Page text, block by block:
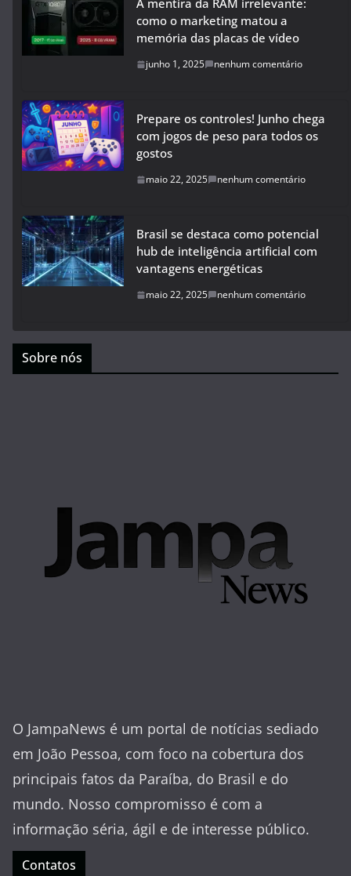
A mentira da RAM irrelevante:
como o marketing matou a
memória das placas de vídeo
junho 1, 2025 nenhum comentário
Prepare os controles! Junho chega
com jogos de peso para todos os
gostos
maio 22, 2025 nenhum comentário
Brasil se destaca como potencial
hub de inteligência artificial com
vantagens energéticas
maio 22, 2025 nenhum comentário
Sobre nós
O JampaNews é um portal de notícias sediado
em João Pessoa, com foco na cobertura dos
principais fatos da Paraíba, do Brasil e do
mundo. Nosso compromisso é com a
informação séria, ágil e de interesse público.
Contatos